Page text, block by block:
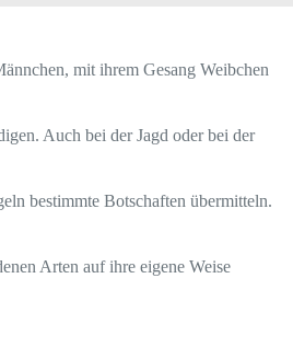
mit ihrem Gesang Weibchen
Auch bei der Jagd oder bei der
bestimmte Botschaften übermitteln.
Arten auf ihre eigene Weise